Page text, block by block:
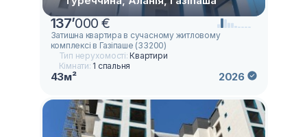
137’000 €
Затишна квартира в сучасному житловому
комплексі в Газіпаше (33200)
Тип нерухомості:Квартири
Кімнати: 1 спальня
43м² 2026